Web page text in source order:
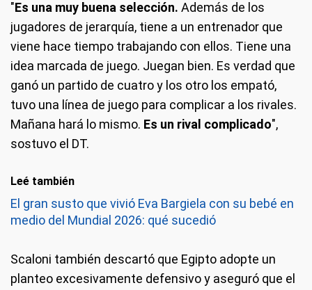
"Es una muy buena selección. Además de los
jugadores de jerarquía, tiene a un entrenador que
viene hace tiempo trabajando con ellos. Tiene una
idea marcada de juego. Juegan bien. Es verdad que
ganó un partido de cuatro y los otro los empató,
tuvo una línea de juego para complicar a los rivales.
Mañana hará lo mismo. Es un rival complicado",
sostuvo el DT.
Leé también
El gran susto que vivió Eva Bargiela con su bebé en
medio del Mundial 2026: qué sucedió
Scaloni también descartó que Egipto adopte un
planteo excesivamente defensivo y aseguró que el